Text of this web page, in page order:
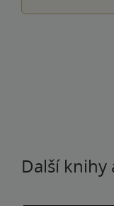
Další knihy